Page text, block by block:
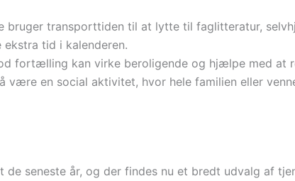
bruger transporttiden til at lytte til faglitteratur,
tid i kalenderen.
fortælling kan virke beroligende og hjælpe med at
være en social aktivitet, hvor hele familien eller
seneste år, og der findes nu et bredt udvalg af